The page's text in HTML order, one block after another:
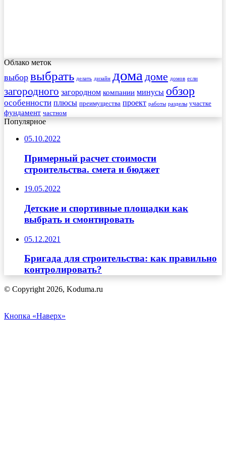
Облако меток
выбор выбрать делать дизайн дома доме домов если
загородного загородном компании минусы обзор
особенности плюсы преимущества проект работы разделы участке
фундамент частном
Популярное
05.10.2022
Примерный расчет стоимости
строительства. смета и бюджет
19.05.2022
Детские и спортивные площадки как
выбрать и смонтировать
05.12.2021
Бригада для строительства: как правильно
контролировать?
© Copyright 2026, Koduma.ru
Кнопка «Наверх»